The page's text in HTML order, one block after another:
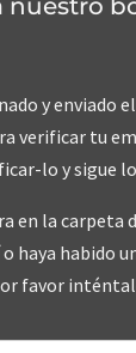
nuestro
y enviado
verificar tu
lo y sigue
en la carpeta
haya habido
favor